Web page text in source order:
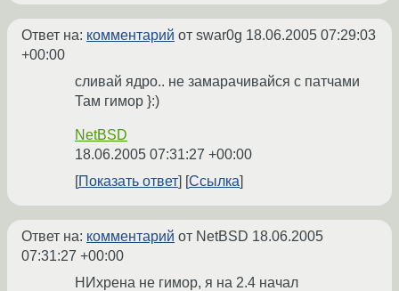
Ответ на: комментарий от swar0g 18.06.2005 07:29:03
+00:00
сливай ядро.. не замарачивайся с патчами
Там гимор }:)
NetBSD
18.06.2005 07:31:27 +00:00
Показать ответ
Ссылка
Ответ на: комментарий от NetBSD 18.06.2005
07:31:27 +00:00
НИхрена не гимор, я на 2.4 начал